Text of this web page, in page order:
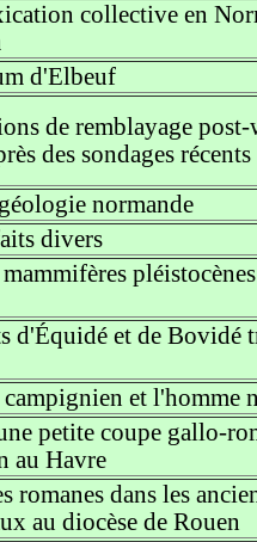
collective en
d'Elbeuf
de remblayage post-
des sondages récents
normande
divers
mammifères
d'Équidé et de Bovidé
et l'homme
petite coupe gallo-
au Havre
romanes dans les
au diocèse de Rouen